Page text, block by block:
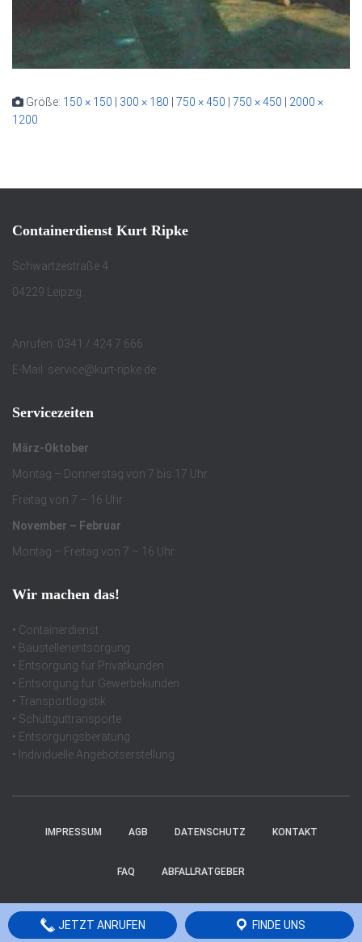
Größe: 150 × 150 300 × 180 750 × 450 750 × 450
2000 ×
1200
Containerdienst Kurt Ripke
Schwartzestraße 4
04229 Leipzig
Anrufen: 0341 / 424 7 666
E-Mail: service@kurt-ripke.de
Servicezeiten
März-Oktober
Montag – Donnerstag von 7 bis 17 Uhr
Freitag von 7 – 16 Uhr
November – Februar
Montag – Freitag von 7 – 16 Uhr
Wir machen das!
• Containerdienst
• Baustellenentsorgung
• Entsorgung für Privatkunden
• Entsorgung für Gewerbekunden
• Transportlogistik
• Schüttguttransporte
• Entsorgungsberatung
• Individuelle Angebotserstellung
IMPRESSUM AGB DATENSCHUTZ KONTAKT
FAQ ABFALLRATGEBER
Hestia | Entwickelt vonThemeIsle
JETZT ANRUFEN
FINDE UNS